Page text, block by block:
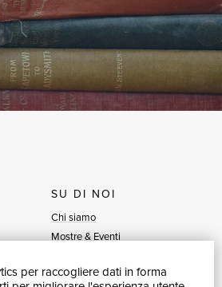
per raccogliere dati in forma
SU DI NOI
Chi siamo
Mostre & Eventi
Blog